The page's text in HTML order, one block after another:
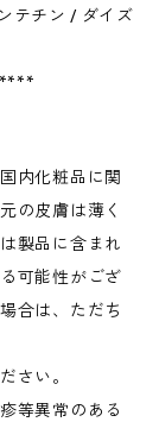
テチン / ダイズ
内化粧品に関
の皮膚は薄く
製品に含まれ
可能性がござ
合は、ただち
さい。
等異常のある